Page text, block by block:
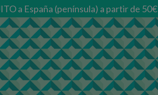
a España (península) a partir de 50€